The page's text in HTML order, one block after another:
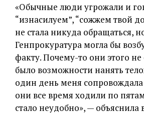
«Обычные люди угрожали и
“изнасилуем”, “сожжем твой
не стала никуда обращаться,
Генпрокуратура могла бы
факту. Почему-то они этого не
было возможности нанять
один день меня сопровождала
они все время ходили по
стало неудобно», — объяснила